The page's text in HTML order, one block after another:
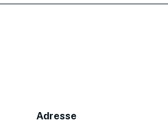
Adresse